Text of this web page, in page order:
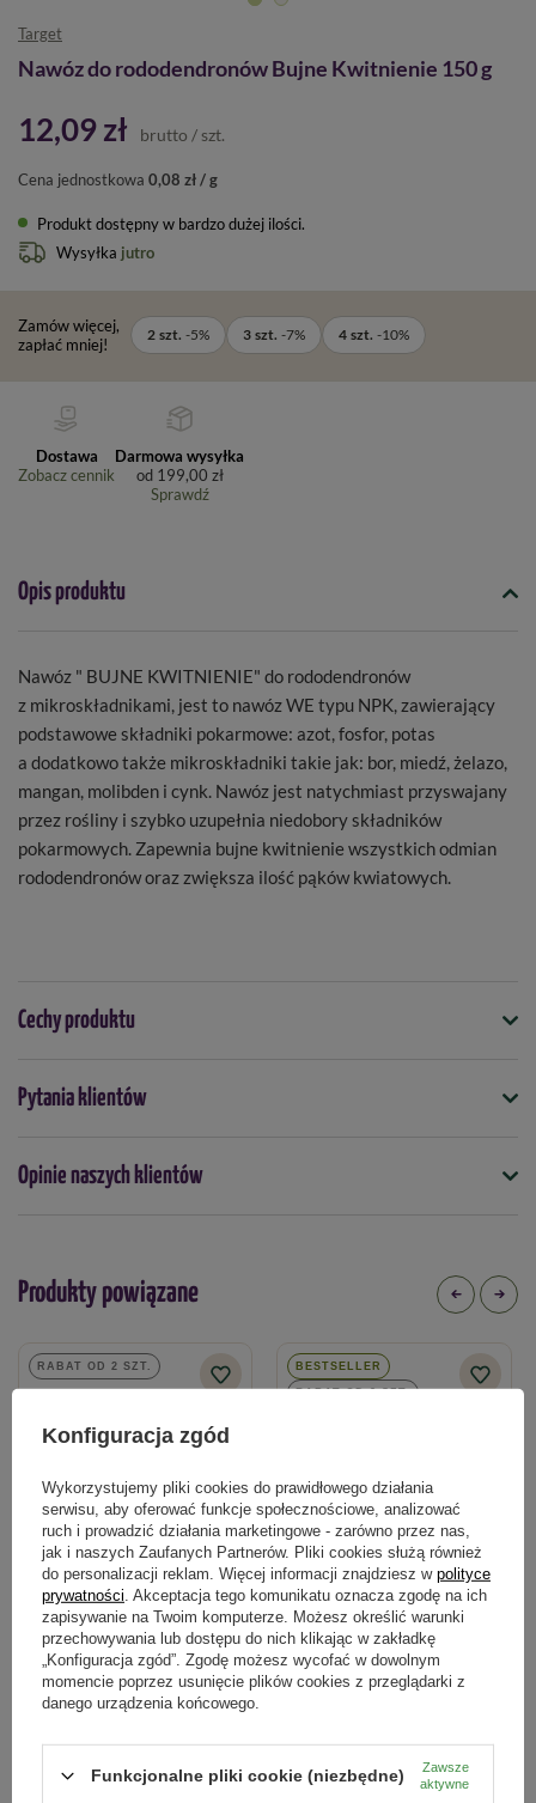
Target
Nawóz do rododendronów Bujne Kwitnienie 150 g
12,09 zł brutto / szt.
Cena jednostkowa 0,08 zł / g
Produkt dostępny w bardzo dużej ilości
Wysyłka jutro
Zamów więcej,
zapłać mniej!
2 szt. -5% 3 szt. -7% 4 szt. -10%
Dostawa
Zobacz cennik
Darmowa wysyłka
od 199,00 zł
Sprawdź
Opis produktu
Nawóz " BUJNE KWITNIENIE" do rododendronów
z mikroskładnikami, jest to nawóz WE typu NPK, zawierający
podstawowe składniki pokarmowe: azot, fosfor, potas
a dodatkowo także mikroskładniki takie jak: bor, miedź, żelazo,
mangan, molibden i cynk. Nawóz jest natychmiast przyswajany
przez rośliny i szybko uzupełnia niedobory składników
pokarmowych. Zapewnia bujne kwitnienie wszystkich odmian
rododendronów oraz zwiększa ilość pąków kwiatowych.
Cechy produktu
Symbol
5901875004412
150 g
Forma
Typ nawozu
Pytania klientów
Opinie naszych klientów
Produkty powiązane
RABAT OD 2 SZT.
Nawóz do trawników regeneracyjny
z mikroelementami 1 kg
18,69 zł
BESTSELLER
RABAT OD 2 SZT.
Odżywka do storczyków Orchid
Energy 35 ml Target
Kategorie powiązane
Konfiguracja zgód
Wykorzystujemy pliki cookies do prawidłowego działania
serwisu, aby oferować funkcje społecznościowe, analizować
ruch i prowadzić działania marketingowe - zarówno przez nas,
jak i naszych Zaufanych Partnerów. Pliki cookies służą również
do personalizacji reklam. Więcej informacji znajdziesz w polityce
prywatności . Akceptacja tego komunikatu oznacza zgodę na ich
zapisywanie na Twoim komputerze. Możesz określić warunki
przechowywania lub dostępu do nich klikając w zakładkę
„Konfiguracja zgód”. Zgodę możesz wycofać w dowolnym
momencie poprzez usunięcie plików cookies z przeglądarki z
danego urządzenia końcowego.
Funkcjonalne pliki cookie (niezbędne)
Zawsze
aktywne